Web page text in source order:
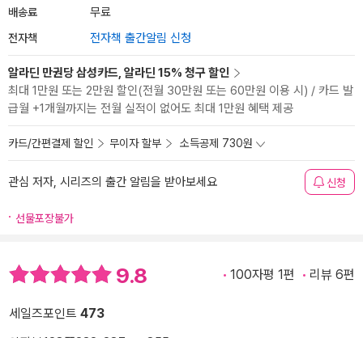
배송료 무료
전자책 전자책 출간알림 신청
알라딘 만권당 삼성카드, 알라딘 15% 청구 할인
최대 1만원 또는 2만원 할인(전월 30만원 또는 60만원 이용 시) / 카드 발
급월 +1개월까지는 전월 실적이 없어도 최대 1만원 혜택 제공
카드/간편결제 할인 무이자 할부 소득공제 730원
관심 저자, 시리즈의 출간 알림을 받아보세요 신청
선물포장불가
9.8 100자평 1편 리뷰 6편
세일즈포인트 473